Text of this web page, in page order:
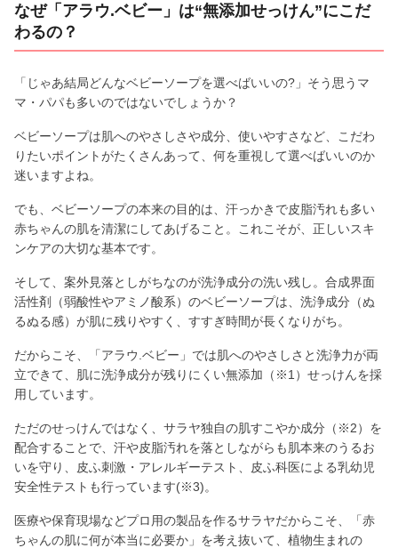
なぜ「アラウ.ベビー」は“無添加せっけん”にこだ
わるの？
「じゃあ結局どんなベビーソープを選べばいいの?」そう思うマ
マ・パパも多いのではないでしょうか？
ベビーソープは肌へのやさしさや成分、使いやすさなど、こだわ
りたいポイントがたくさんあって、何を重視して選べばいいのか
迷いますよね。
でも、ベビーソープの本来の目的は、汗っかきで皮脂汚れも多い
赤ちゃんの肌を清潔にしてあげること。これこそが、正しいスキ
ンケアの大切な基本です。
そして、案外見落としがちなのが洗浄成分の洗い残し。合成界面
活性剤（弱酸性やアミノ酸系）のベビーソープは、洗浄成分（ぬ
るぬる感）が肌に残りやすく、すすぎ時間が長くなりがち。
だからこそ、「アラウ.ベビー」では肌へのやさしさと洗浄力が両
立できて、肌に洗浄成分が残りにくい無添加（※1）せっけんを採
用しています。
ただのせっけんではなく、サラヤ独自の肌すこやか成分（※2）を
配合することで、汗や皮脂汚れを落としながらも肌本来のうるお
いを守り、皮ふ刺激・アレルギーテスト、皮ふ科医による乳幼児
安全性テストも行っています(※3)。
医療や保育現場などプロ用の製品を作るサラヤだからこそ、「赤
ちゃんの肌に何が本当に必要か」を考え抜いて、植物生まれの